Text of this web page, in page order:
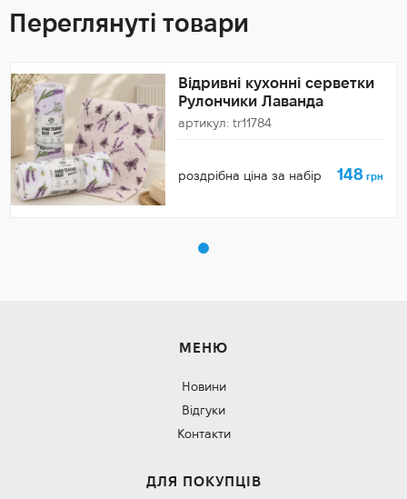
Переглянуті товари
Відривні кухонні серветки
Рулончики Лаванда
артикул: tr11784
роздрібна ціна за набір 148 грн
МЕНЮ
Новини
Відгуки
Контакти
ДЛЯ ПОКУПЦІВ